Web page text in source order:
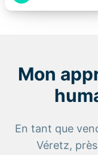
Mon
En tant que
Véretz,